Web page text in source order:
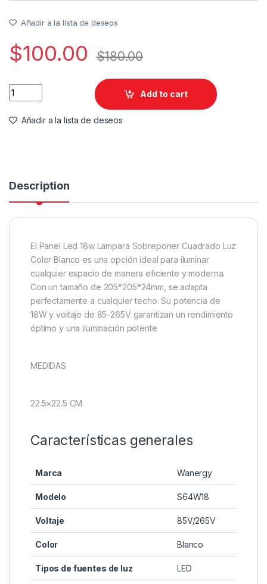
Añadir a la lista de deseos
$100.00 $180.00
Plafon Lampara De Sobreponer Led 18w Cuadrada Para
Add to cart
Añadir a la lista de deseos
Description
El Panel Led 18w Lampara Sobreponer Cuadrado Luz
Color Blanco es una opción ideal para iluminar
cualquier espacio de manera eficiente y moderna.
Con un tamaño de 205*205*24mm, se adapta
perfectamente a cualquier techo. Su potencia de
18W y voltaje de 85-265V garantizan un rendimiento
óptimo y una iluminación potente
MEDIDAS
22.5×22.5 CM
Características generales
Marca Wanergy
Modelo S64W18
Voltaje 85V/265V
Color Blanco
Tipos de fuentes de luz LED